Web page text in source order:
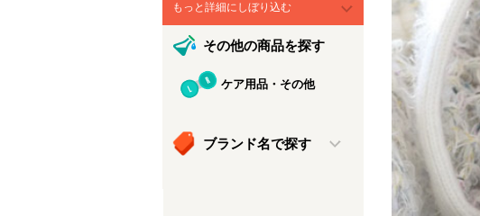
もっと詳細にしぼり込む
その他の商品を探す
ケア用品・その他
ブランド名で探す